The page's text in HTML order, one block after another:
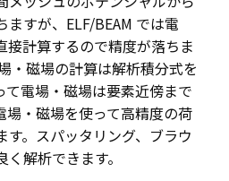
すが、ELF/BEAM では電
接計算するので精度が落ちま
・磁場の計算は解析積分式を
て電場・磁場は要素近傍まで
場・磁場を使って高精度の荷
す。スパッタリング、ブラウ
解析できます。